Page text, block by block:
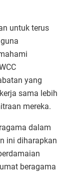
untuk terus
yang
sama lebih
mereka.
dalam
ini diharapkan
beragama